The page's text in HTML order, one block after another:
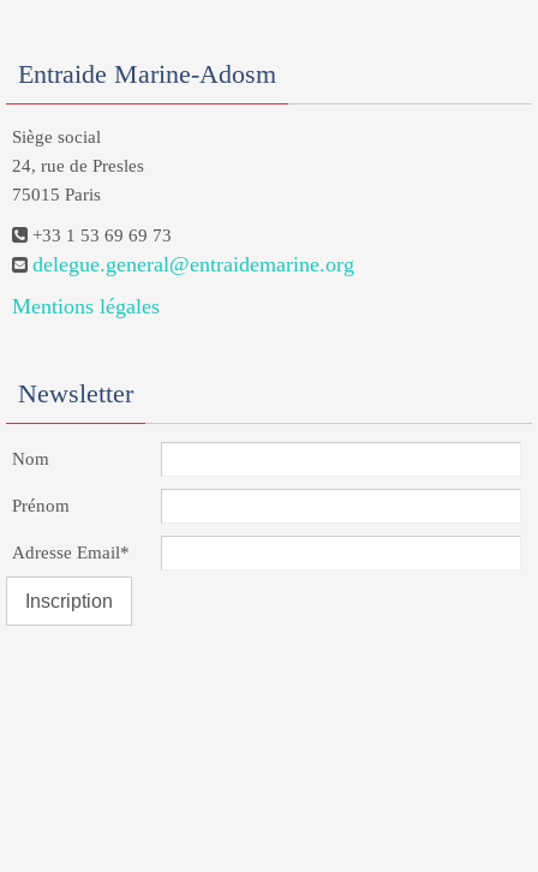
Entraide Marine-Adosm
Siège social
24, rue de Presles
75015 Paris
+33 1 53 69 69 73
delegue.general@entraidemarine.org
Mentions légales
Newsletter
Nom
Prénom
Adresse Email*